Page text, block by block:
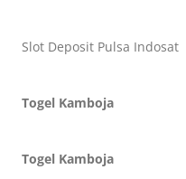
Slot Deposit Pulsa Indosat
Togel Kamboja
Togel Kamboja